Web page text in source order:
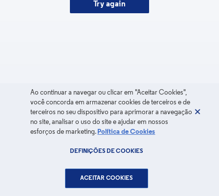
Try again
Ao continuar a navegar ou clicar em "Aceitar Cookies",
você concorda em armazenar cookies de terceiros e de
terceiros no seu dispositivo para aprimorar a navegação
no site, analisar o uso do site e ajudar em nossos
esforços de marketing. Política de Cookies
DEFINIÇÕES DE COOKIES
ACEITAR COOKIES